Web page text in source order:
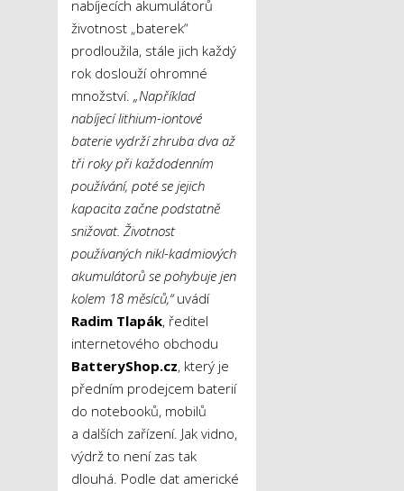
nabíjecích akumulátorů
životnost „baterek“
prodloužila, stále jich každý
rok doslouží ohromné
množství. „Například
nabíjecí lithium-iontové
baterie vydrží zhruba dva až
tři roky při každodenním
používání, poté se jejich
kapacita začne podstatně
snižovat. Životnost
používaných nikl-kadmiových
akumulátorů se pohybuje jen
kolem 18 měsíců,“uvádí
Radim Tlapák, ředitel
internetového obchodu
BatteryShop.cz, který je
předním prodejcem baterií
do notebooků, mobilů
a dalších zařízení. Jak vidno,
výdrž to není zas tak
dlouhá. Podle dat americké